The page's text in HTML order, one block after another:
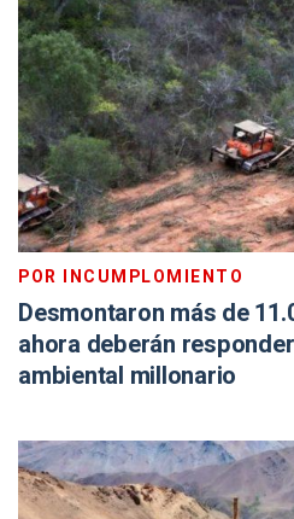
POR INCUMPLOMIENTO
Desmontaron más de
ahora deberán
ambiental millonario